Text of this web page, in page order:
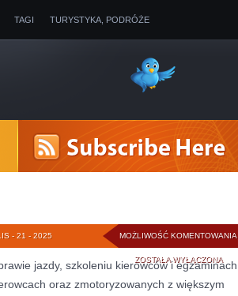
TAGI TURYSTYKA, PODRÓŻE
MOŻLIWOŚĆ KOMENTOWANIA
ZOSTAŁA WYŁĄCZONA
- 21 - 2025
jazdy, szkoleniu kierowców i egzaminach
oraz zmotoryzowanych z większym